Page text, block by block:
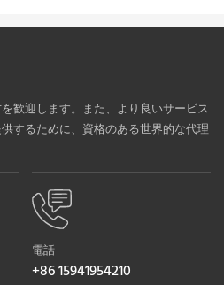
歓迎します。また、より良いサービス
するために、資格のある世界的な代理
電話
+86 15941954210